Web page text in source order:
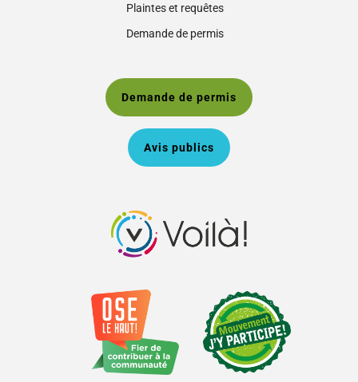
Plaintes et requêtes
Demande de permis
Demande de permis
Avis publics